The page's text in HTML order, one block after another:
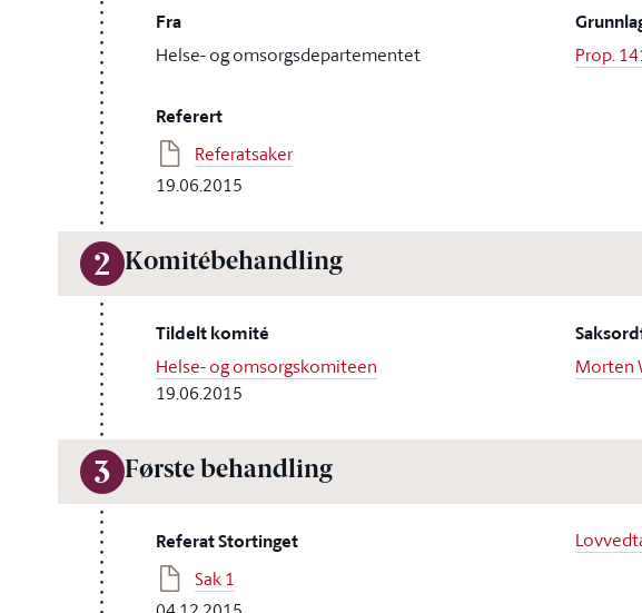
Fra
Helse- og omsorgsdepartementet Prop.
Referert
Referatsaker
19.06.2015
2 Komitébehandling
Tildelt komité
Helse- og omsorgskomiteen
19.06.2015
Morten
3 Første behandling
Referat Stortinget
Sak 1